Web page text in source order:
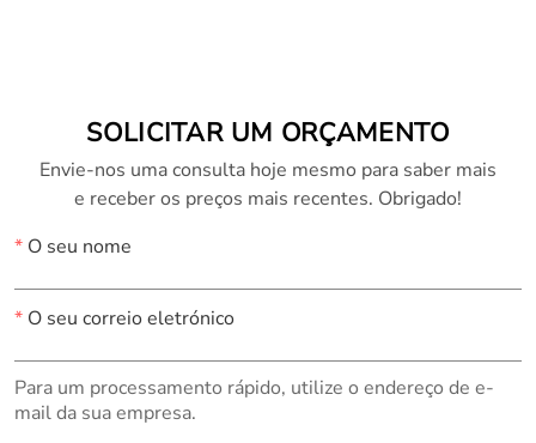
SOLICITAR UM ORÇAMENTO
Envie-nos uma consulta hoje mesmo para saber mais
e receber os preços mais recentes. Obrigado!
*O seu nome
*O seu correio eletrónico
Para um processamento rápido, utilize o endereço de e-
mail da sua empresa.